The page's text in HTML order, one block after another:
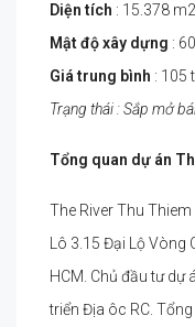
Diện tích : 15.378 m2
Mật độ xây dựng :
Giá trung bình : 105
Trạng thái : Sắp mở
Tổng quan dự án
The River Thu
Lô 3.15 Đại Lộ
HCM. Chủ đầu tư dự
triển Địa ôc RC.